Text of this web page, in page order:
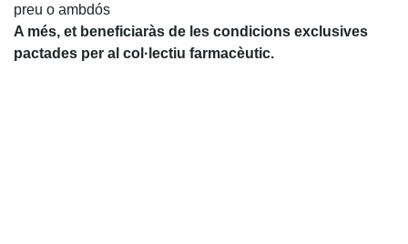
preu o ambdós
A més, et beneficiaràs de les condicions exclusives
pactades per al col·lectiu farmacèutic.